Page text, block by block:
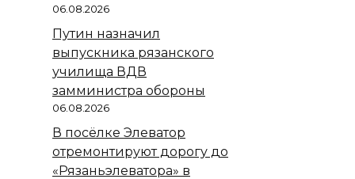
06.08.2026
Путин назначил
выпускника рязанского
училища ВДВ
замминистра обороны
06.08.2026
В посёлке Элеватор
отремонтируют дорогу до
«Рязаньэлеватора» в